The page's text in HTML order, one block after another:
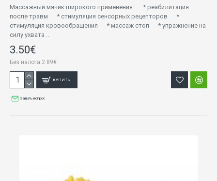
Массажный мячик широкого применения: * реабилитация
после травм * стимуляция сенсорных рецепторов *
стимуляция кровообращения * массаж стоп * упражнение на
силу ухвата ..
3.50€
Без налога:2.89€
КУПИТЬ
Задать вопрос